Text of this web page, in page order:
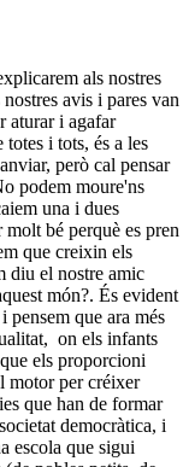
als nostres
avis i pares van
aturar i agafar
i tots, és a les
però cal pensar
podem moure'ns
una i dues
bé perquè es pren
que creixin els
diu el nostre amic
món?. És evident
pensem que ara més
on els infants
els proporcioni
motor per créixer
que han de formar
democràtica, i
escola que sigui